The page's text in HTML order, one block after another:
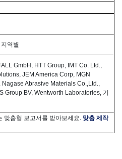
역별
GmbH, HTT Group, IMT Co. Ltd.,
JEM America Corp, MGN
Abrasive Materials Co.,Ltd.,
Group BV, Wentworth Laboratories, 기
맞춤형 보고서를 받아보세요. 맞춤 제작